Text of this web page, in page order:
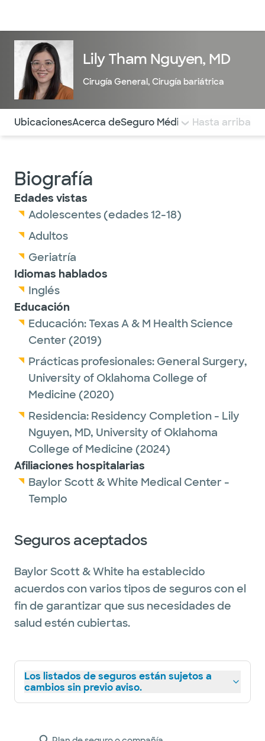
Lily Tham Nguyen, MD
Cirugía General, Cirugía bariátrica
Utilice esta navegación para saltar rápidamente a
UbicacionesAcerca deSeguro Médico COMENTARIOS
Hasta arriba
Biografía
Edades vistas
Adolescentes (edades 12-18)
Adultos
Geriatría
Idiomas hablados
Inglés
Educación
Educación:Texas A & M Health Science
Center (2019)
Prácticas profesionales: General Surgery,
University of Oklahoma College of
Medicine (2020)
Residencia: Residency Completion - Lily
Nguyen, MD, University of Oklahoma
College of Medicine (2024)
Afiliaciones hospitalarias
Baylor Scott & White Medical Center -
Templo
Seguros aceptados
Baylor Scott & White ha establecido
acuerdos con varios tipos de seguros con el
fin de garantizar que sus necesidades de
salud estén cubiertas.
Los listados de seguros están sujetos a
cambios sin previo aviso.